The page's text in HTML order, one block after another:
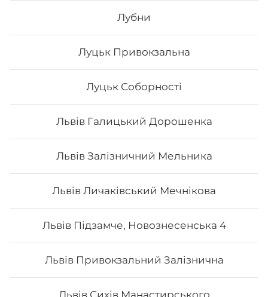
Лубни
Луцьк Привокзальна
Луцьк Соборності
Львів Галицький Дорошенка
Львів Залізничний Мельника
Львів Личаківський Мечнікова
Львів Підзамче, Новознесенська 4
Львів Привокзальний Залізнична
Львів Сихів Манастирського
Філадельфія з копченим лососем
лосось